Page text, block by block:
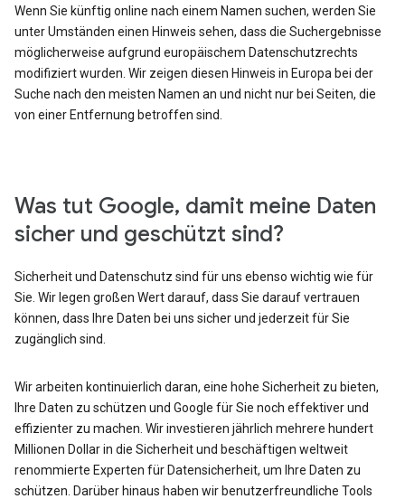
Wenn Sie künftig online nach einem Namen suchen, werden Sie
unter Umständen einen Hinweis sehen, dass die Suchergebnisse
möglicherweise aufgrund europäischem Datenschutzrechts
modifiziert wurden. Wir zeigen diesen Hinweis in Europa bei der
Suche nach den meisten Namen an und nicht nur bei Seiten, die
von einer Entfernung betroffen sind.
Was tut Google, damit meine Daten
sicher und geschützt sind?
Sicherheit und Datenschutz sind für uns ebenso wichtig wie für
Sie. Wir legen großen Wert darauf, dass Sie darauf vertrauen
können, dass Ihre Daten bei uns sicher und jederzeit für Sie
zugänglich sind.
Wir arbeiten kontinuierlich daran, eine hohe Sicherheit zu bieten,
Ihre Daten zu schützen und Google für Sie noch effektiver und
effizienter zu machen. Wir investieren jährlich mehrere hundert
Millionen Dollar in die Sicherheit und beschäftigen weltweit
renommierte Experten für Datensicherheit, um Ihre Daten zu
schützen. Darüber hinaus haben wir benutzerfreundliche Tools